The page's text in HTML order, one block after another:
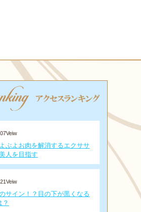
ぶよお肉を解消するエクササ
人を目指す
サイン！？目の下が黒くなる
？